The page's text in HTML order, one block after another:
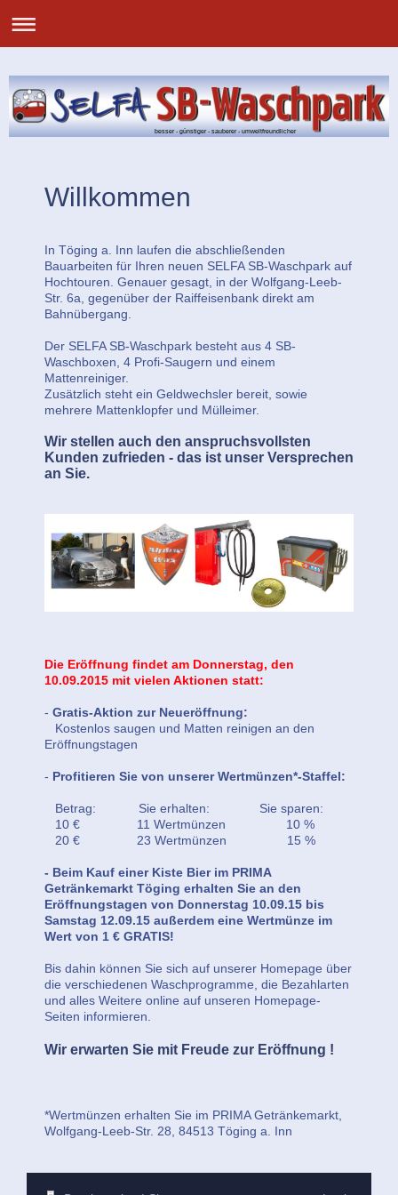
besser - günstiger - sauberer - umweltfreundlicher
Willkommen
In Töging a. Inn laufen die abschließenden
Bauarbeiten für Ihren neuen SELFA SB-Waschpark auf
Hochtouren. Genauer gesagt, in der Wolfgang-Leeb-
Str. 6a, gegenüber der Raiffeisenbank direkt am
Bahnübergang.
Der SELFA SB-Waschpark besteht aus 4 SB-
Waschboxen, 4 Profi-Saugern und einem
Mattenreiniger.
Zusätzlich steht ein Geldwechsler bereit, sowie
mehrere Mattenklopfer und Mülleimer.
Wir stellen auch den anspruchsvollsten
Kunden zufrieden - das ist unser Versprechen
an Sie.
Die Eröffnung findet am Donnerstag, den
10.09.2015 mit vielen Aktionen statt:
- Gratis-Aktion zur Neueröffnung:
Kostenlos saugen und Matten reinigen an den
Eröffnungstagen
- Profitieren Sie von unserer Wertmünzen*-Staffel:
Betrag: Sie erhalten: Sie sparen:
10 € 11 Wertmünzen 10 %
20 € 23 Wertmünzen 15 %
- Beim Kauf einer Kiste Bier im PRIMA
Getränkemarkt Töging erhalten Sie an den
Eröffnungstagen von Donnerstag 10.09.15 bis
Samstag 12.09.15 außerdem eine Wertmünze im
Wert von 1 € GRATIS!
Bis dahin können Sie sich auf unserer Homepage über
die verschiedenen Waschprogramme, die Bezahlarten
und alles Weitere online auf unseren Homepage-
Seiten informieren.
Wir erwarten Sie mit Freude zur Eröffnung !
*Wertmünzen erhalten Sie im PRIMA Getränkemarkt,
Wolfgang-Leeb-Str. 28, 84513 Töging a. Inn